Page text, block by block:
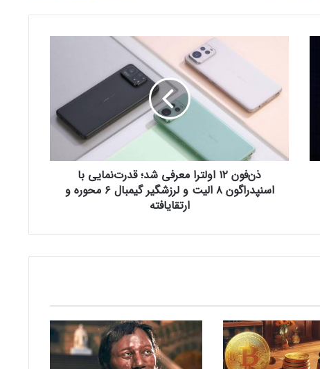
مخفی دریافت کرد
بیشتر مواد با حرارت‌دادن نرم می‌شوند؛ پس
چرا تخم مرغ سفت می‌شود؟
مایکروسافت پشتیبانی از پردازنده‌های نسل ۱۰
اینتل را در ویندوز Windows 11 24H2 کنار
گذاشت؛ پایانی بر عصر کامت‌لیک
نسل جدید مانیتور استودیو دیسپلی اپل سال
۲۰۲۶ از راه می‌رسد؛ گزارش بلومبرگ
همراه اول | مودم‌های رومیزی 5G انتخاب اول
چگونه باکس جست و جو در اکسل بسازیم؟
و
م
ش
د
؛
ق
د
ذن‌فون ۱۲ اولترا معرفی شد؛ قدرت‌نمایی با
اسنپدراگون ۸ الیت و لرزشگیر گیمبال ۶ محوره و
ارتقایافته